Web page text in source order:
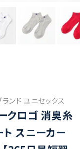
ンド ユニセックス
クロゴ 消臭糸
スニーカー